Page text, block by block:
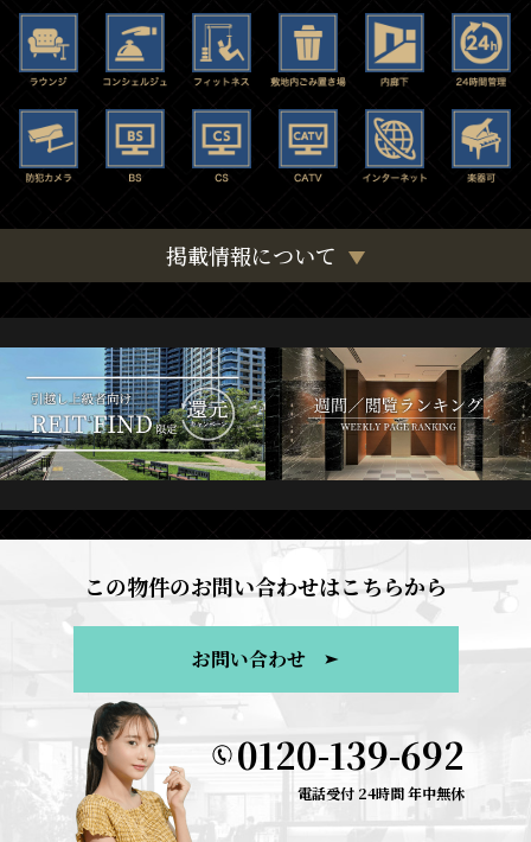
掲載情報について
この物件のお問い合わせはこちらから
お問い合わせ
0120-139-692
電話受付 24時間 年中無休